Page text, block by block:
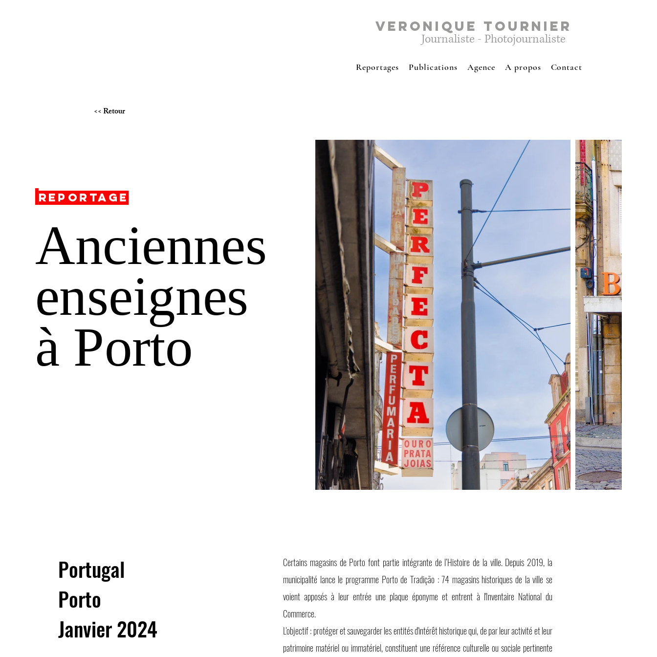
Journaliste - Photojournaliste
VERONIQUE TOURNIER
Reportages Publications Agence A propos Contact
<< Retour
Reportage
Anciennes
enseignes
à Porto
Portugal
Porto
Janvier 2024
Certains magasins de Porto font partie intégrante de l’Histoire de la ville. Depuis 2019, la
municipalité lance le programme Porto de Tradição : 74 magasins historiques de la ville se
voient apposés à leur entrée une plaque éponyme et entrent à l'Inventaire National du
Commerce.
L'objectif : protéger et sauvegarder les entités d'intérêt historique qui, de par leur activité et leur
patrimoine matériel ou immatériel, constituent une référence culturelle ou sociale pertinente